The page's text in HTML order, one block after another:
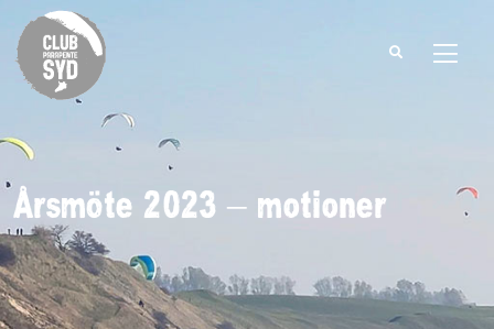
Årsmöte 2023 – motioner